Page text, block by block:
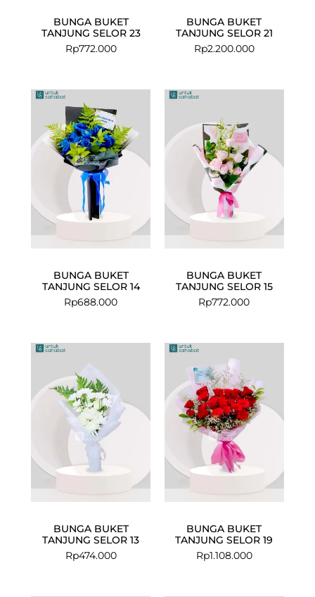
BUNGA BUKET
TANJUNG SELOR 23
Rp772.000
BUNGA BUKET
TANJUNG SELOR 21
Rp2.200.000
BUNGA BUKET
TANJUNG SELOR 14
Rp688.000
BUNGA BUKET
TANJUNG SELOR 15
Rp772.000
BUNGA BUKET
TANJUNG SELOR 13
Rp474.000
BUNGA BUKET
TANJUNG SELOR 19
Rp1.108.000